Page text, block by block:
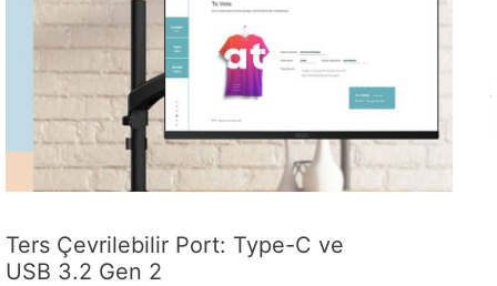
Ters Çevrilebilir Port: Type-C ve
USB 3.2 Gen 2